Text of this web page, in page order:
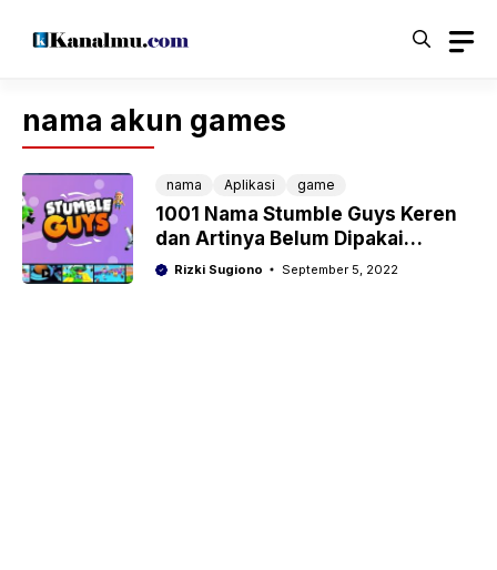
nama akun games
nama Aplikasi game
1001 Nama Stumble Guys Keren
dan Artinya Belum Dipakai
Lengkap
Rizki Sugiono September 5, 2022